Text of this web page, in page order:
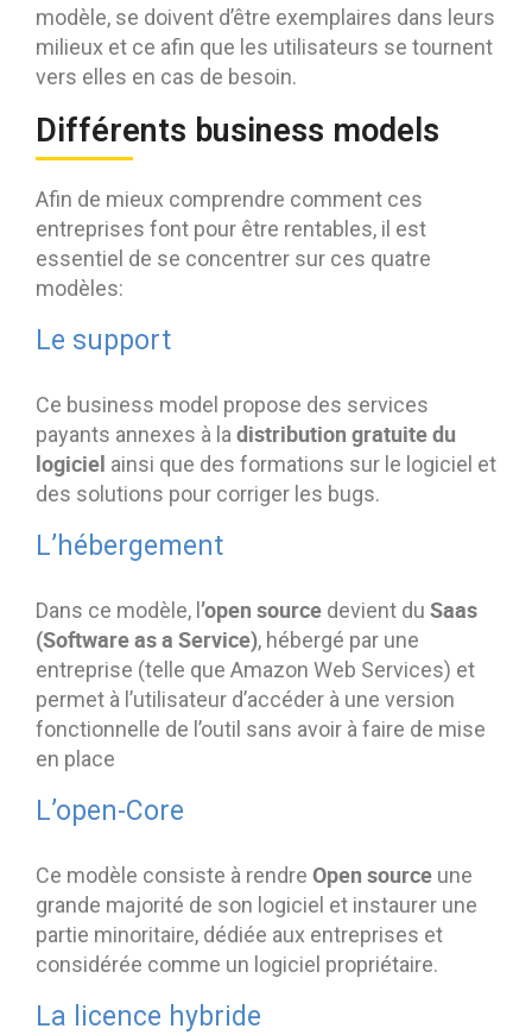
modèle, se doivent d’être exemplaires dans leurs
milieux et ce afin que les utilisateurs se tournent
vers elles en cas de besoin.
Différents business models
Afin de mieux comprendre comment ces
entreprises font pour être rentables, il est
essentiel de se concentrer sur ces quatre
modèles:
Le support
Ce business model propose des services
payants annexes à ladistribution gratuite du
logiciel ainsi que des formations sur le logiciel et
des solutions pour corriger les bugs.
L’hébergement
Dans ce modèle, l ’open source devient du Saas
(Software as a Service), hébergé par une
entreprise (telle que Amazon Web Services) et
permet à l’utilisateur d’accéder à une version
fonctionnelle de l’outil sans avoir à faire de mise
en place
L’open-Core
Ce modèle consiste à rendre Open source une
grande majorité de son logiciel et instaurer une
partie minoritaire, dédiée aux entreprises et
considérée comme un logiciel propriétaire.
La licence hybride